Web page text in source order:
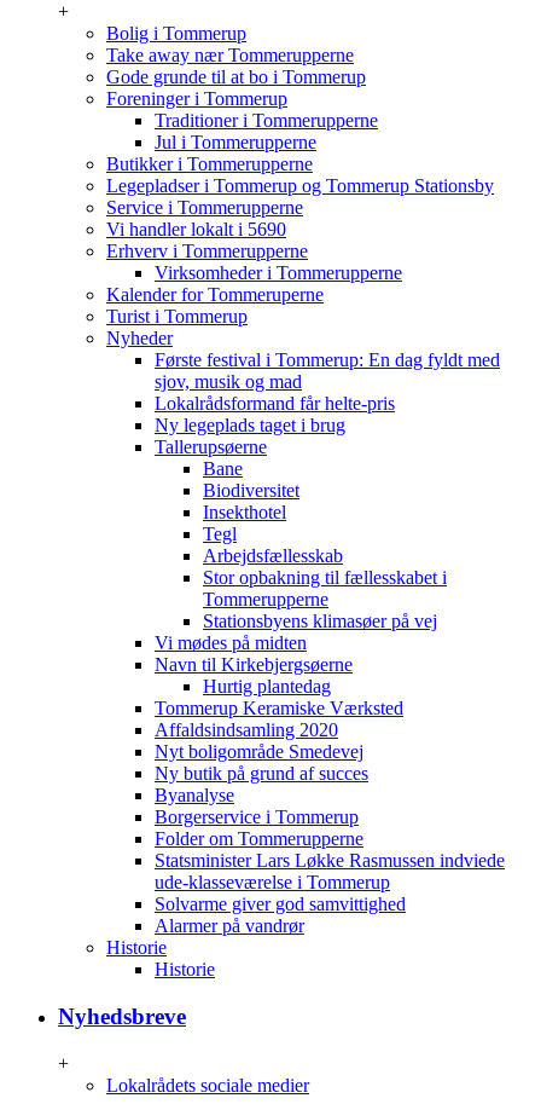
+
Bolig i Tommerup
Take away nær Tommerupperne
Gode grunde til at bo i Tommerup
Foreninger i Tommerup
Traditioner i Tommerupperne
Jul i Tommerupperne
Butikker i Tommerupperne
Legepladser i Tommerup og Tommerup Stationsby
Service i Tommerupperne
Vi handler lokalt i 5690
Erhverv i Tommerupperne
Virksomheder i Tommerupperne
Kalender for Tommeruperne
Turist i Tommerup
Nyheder
Første festival i Tommerup: En dag fyldt med
sjov, musik og mad
Lokalrådsformand får helte-pris
Ny legeplads taget i brug
Tallerupsøerne
Bane
Biodiversitet
Insekthotel
Tegl
Arbejdsfællesskab
Stor opbakning til fællesskabet i
Tommerupperne
Stationsbyens klimasøer på vej
Vi mødes på midten
Navn til Kirkebjergsøerne
Hurtig plantedag
Tommerup Keramiske Værksted
Affaldsindsamling 2020
Nyt boligområde Smedevej
Ny butik på grund af succes
Byanalyse
Borgerservice i Tommerup
Folder om Tommerupperne
Statsminister Lars Løkke Rasmussen indviede
ude-klasseværelse i Tommerup
Solvarme giver god samvittighed
Alarmer på vandrør
Historie
Historie
Nyhedsbreve
+
Lokalrådets sociale medier